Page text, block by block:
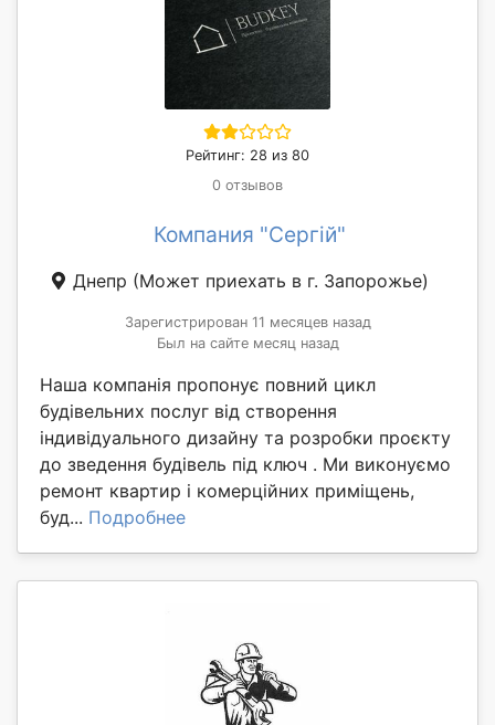
Рейтинг: 28 из 80
0 отзывов
Компания "Сергій"
Днепр (Может приехать в г. Запорожье)
Зарегистрирован 11 месяцев назад
Был на сайте месяц назад
Наша компанія пропонує повний цикл
будівельних послуг від створення
індивідуального дизайну та розробки проєкту
до зведення будівель під ключ . Ми виконуємо
ремонт квартир і комерційних приміщень,
буд... Подробнее